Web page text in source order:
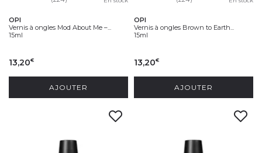
OPI
Vernis à ongles Mod About Me –...
15ml
13,20€
AJOUTER
OPI
Vernis à ongles Brown to Earth...
15ml
13,20€
AJOUTER